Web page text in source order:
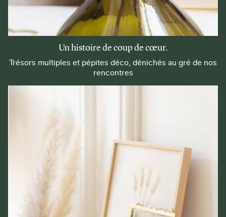
Un histoire de coup de cœur.
Trésors multiples et pépites déco, dénichés au gré de nos
rencontres